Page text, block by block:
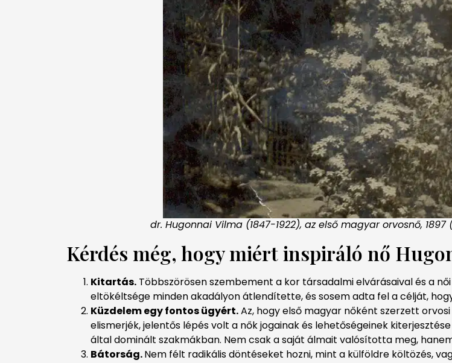
dr. Hugonnai Vilma (1847-1922), az első magyar orvosnő,
Kérdés még, hogy miért inspiráló nő
Kitartás. Többszörösen szembement a kor társadalmi elvárásaival és a
eltökéltsége minden akadályon átlendítette, és sosem adta fel a célját,
Küzdelem egy fontos ügyért.Az, hogy első magyar nőként szerzett
elismerjék, jelentős lépés volt a nők jogainak és lehetőségeinek
által dominált szakmákban. Nem csak a saját álmait valósította meg,
Bátorság.Nem félt radikális döntéseket hozni, mint a külföldre költözés,